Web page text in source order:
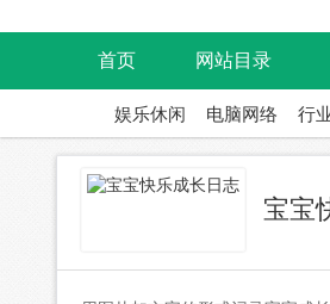
首页 网站目录
娱乐休闲 电脑网络 行
宝宝